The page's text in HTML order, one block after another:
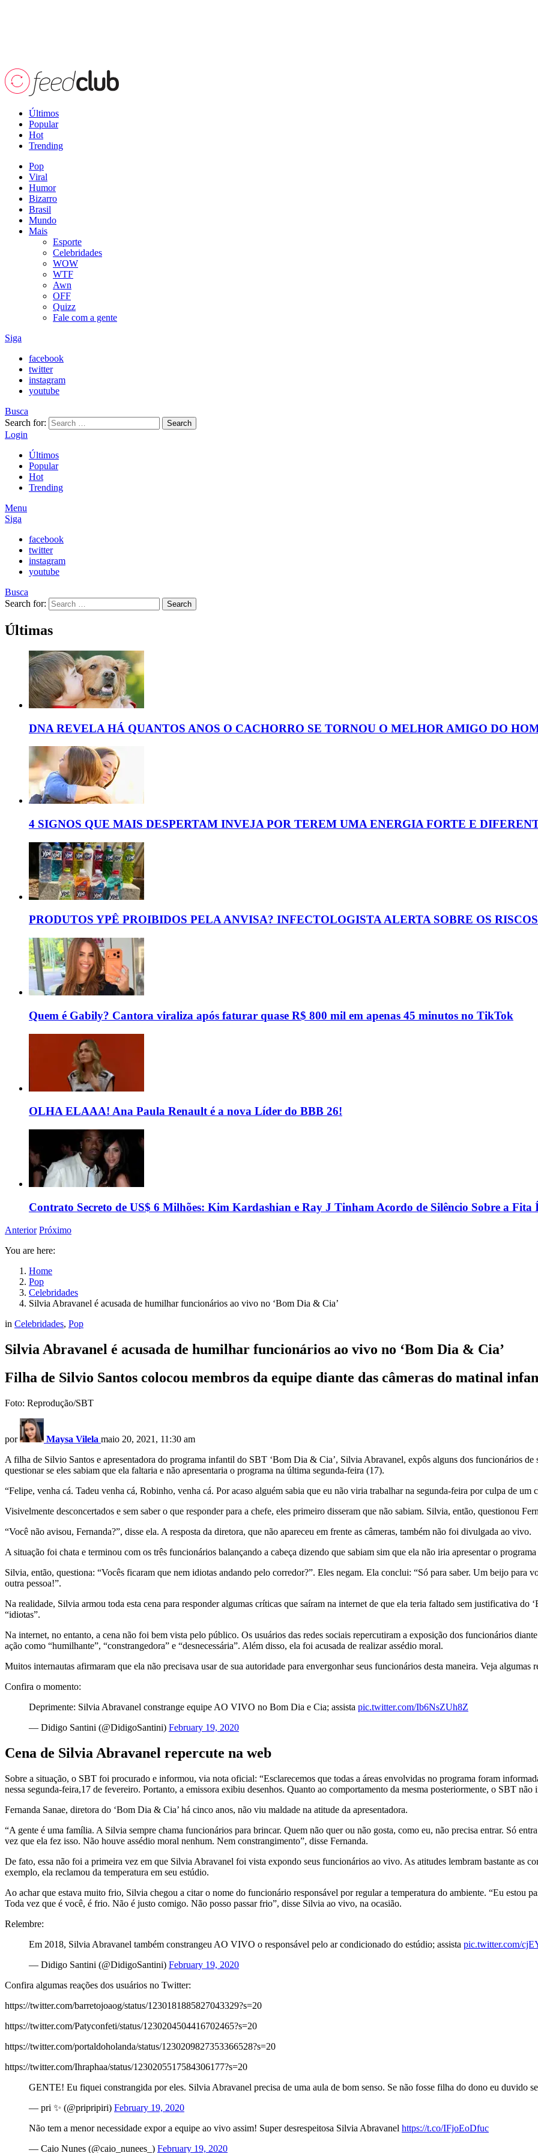
Últimos
Popular
Hot
Trending
Pop
Viral
Humor
Bizarro
Brasil
Mundo
Mais
Esporte
Celebridades
WOW
WTF
Awn
OFF
Quizz
Fale com a gente
Siga
facebook
twitter
instagram
youtube
Busca
Search for:
Search
Login
Últimos
Popular
Hot
Trending
Menu
Siga
facebook
twitter
instagram
youtube
Busca
Search for:
Search
Últimas
DNA REVELA HÁ QUANTOS ANOS O CACHORRO SE TORNOU O MELHOR AMIGO DO
4 SIGNOS QUE MAIS DESPERTAM INVEJA POR TEREM UMA ENERGIA FORTE E
PRODUTOS YPÊ PROIBIDOS PELA ANVISA? INFECTOLOGISTA ALERTA SOBRE OS
Quem é Gabily? Cantora viraliza após faturar quase R$ 800 mil em apenas 45 minutos no TikTok
OLHA ELAAA! Ana Paula Renault é a nova Líder do BBB 26!
Contrato Secreto de US$ 6 Milhões: Kim Kardashian e Ray J Tinham Acordo de Silêncio Sobre a Fita
Anterior Próximo
You are here:
Home
Pop
Celebridades
Silvia Abravanel é acusada de humilhar funcionários ao vivo no ‘Bom Dia & Cia’
in Celebridades, Pop
Silvia Abravanel é acusada de humilhar funcionários ao vivo no ‘Bom Dia & Cia’
Filha de Silvio Santos colocou membros da equipe diante das câmeras do matinal
Foto: Reprodução/SBT
por Maysa Vilela maio 20, 2021, 11:30 am
A filha de Silvio Santos e apresentadora do programa infantil do SBT ‘Bom Dia & Cia’, Silvia Abravanel, expôs alguns dos funcionários de
questionar se eles sabiam que ela faltaria e não apresentaria o programa na última segunda-feira (17).
“Felipe, venha cá. Tadeu venha cá, Robinho, venha cá. Por acaso alguém sabia que eu não viria trabalhar na segunda-feira por culpa de um
Visivelmente desconcertados e sem saber o que responder para a chefe, eles primeiro disseram que não sabiam. Silvia, então, questionou
“Você não avisou, Fernanda?”, disse ela. A resposta da diretora, que não apareceu em frente as câmeras, também não foi divulgada ao vivo.
A situação foi chata e terminou com os três funcionários balançando a cabeça dizendo que sabiam sim que ela não iria apresentar o programa
Silvia, então, questiona: “Vocês ficaram que nem idiotas andando pelo corredor?”. Eles negam. Ela conclui: “Só para saber. Um beijo para
outra pessoa!”.
Na realidade, Silvia armou toda esta cena para responder algumas críticas que saíram na internet de que ela teria faltado sem justificativa
“idiotas”.
Na internet, no entanto, a cena não foi bem vista pelo público. Os usuários das redes sociais repercutiram a exposição dos funcionários
ação como “humilhante”, “constrangedora” e “desnecessária”. Além disso, ela foi acusada de realizar assédio moral.
Muitos internautas afirmaram que ela não precisava usar de sua autoridade para envergonhar seus funcionários desta maneira. Veja algumas
Confira o momento:
Deprimente: Silvia Abravanel constrange equipe AO VIVO no Bom Dia e Cia; assista pic.twitter.com/Ib6NsZUh8Z
— Didigo Santini (@DidigoSantini) February 19, 2020
Cena de Silvia Abravanel repercute na web
Sobre a situação, o SBT foi procurado e informou, via nota oficial: “Esclarecemos que todas a áreas envolvidas no programa foram
nessa segunda-feira,17 de fevereiro. Portanto, a emissora exibiu desenhos. Quanto ao comportamento da mesma posteriormente, o SBT não
Fernanda Sanae, diretora do ‘Bom Dia & Cia’ há cinco anos, não viu maldade na atitude da apresentadora.
“A gente é uma família. A Silvia sempre chama funcionários para brincar. Quem não quer ou não gosta, como eu, não precisa entrar. Só
vez que ela fez isso. Não houve assédio moral nenhum. Nem constrangimento”, disse Fernanda.
De fato, essa não foi a primeira vez em que Silvia Abravanel foi vista expondo seus funcionários ao vivo. As atitudes lembram bastante as
exemplo, ela reclamou da temperatura em seu estúdio.
Ao achar que estava muito frio, Silvia chegou a citar o nome do funcionário responsável por regular a temperatura do ambiente. “Eu estou
Toda vez que é você, é frio. Não é justo comigo. Não posso passar frio”, disse Silvia ao vivo, na ocasião.
Relembre:
Em 2018, Silvia Abravanel também constrangeu AO VIVO o responsável pelo ar condicionado do estúdio; assista pic.twitter.com/
— Didigo Santini (@DidigoSantini) February 19, 2020
Confira algumas reações dos usuários no Twitter:
https://twitter.com/barretojoaog/status/1230181885827043329?s=20
https://twitter.com/Patyconfeti/status/1230204504416702465?s=20
https://twitter.com/portaldoholanda/status/1230209827353366528?s=20
https://twitter.com/Ihraphaa/status/1230205517584306177?s=20
GENTE! Eu fiquei constrangida por eles. Silvia Abravanel precisa de uma aula de bom senso. Se não fosse filha do dono eu duvido
— pri ✨ (@pripripiri) February 19, 2020
Não tem a menor necessidade expor a equipe ao vivo assim! Super desrespeitosa Silvia Abravanel https://t.co/IFjoEoDfuc
— Caio Nunes (@caio_nunees_) February 19, 2020